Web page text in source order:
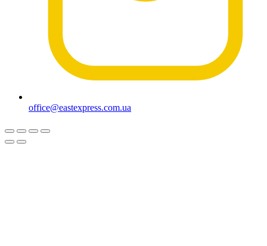
office@eastexpress.com.ua